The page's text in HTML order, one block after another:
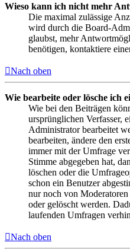
Wieso kann ich nicht mehr
Die maximal zulässige
wird durch die Board-
glaubst, mehr
benötigen, kontaktiere
Nach oben
Wie bearbeite oder lösche ich
Wie bei den Beiträgen
ursprünglichen Verfasser,
Administrator bearbeitet
bearbeiten, ändere den
immer mit der Umfrage
Stimme abgegeben hat,
löschen oder die
schon ein Benutzer
nur noch von
oder gelöscht werden.
laufenden Umfragen
Nach oben